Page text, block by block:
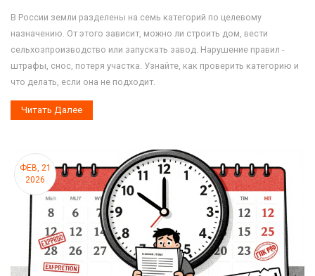
В России земли разделены на семь категорий по целевому
назначению. От этого зависит, можно ли строить дом, вести
сельхозпроизводство или запускать завод. Нарушение правил -
штрафы, снос, потеря участка. Узнайте, как проверить категорию и
что делать, если она не подходит.
Читать Далее
ФЕВ, 21
2026